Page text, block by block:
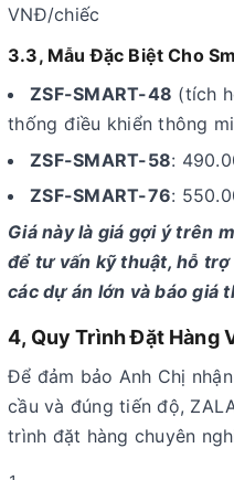
VNĐ/chiếc
3.3, Mẫu Đặc Biệt Cho
ZSF-SMART-48 (tích
thống điều khiển thông
ZSF-SMART-58:
ZSF-SMART-76:
Giá này là giá gợi ý trên
để tư vấn kỹ thuật, hỗ
các dự án lớn và báo giá
4, Quy Trình Đặt Hàng
Để đảm bảo Anh Chị
cầu và đúng tiến độ,
trình đặt hàng chuyên